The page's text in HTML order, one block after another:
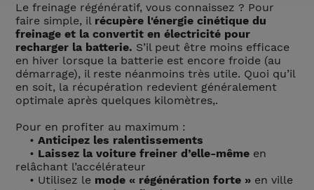
Le freinage régénératif, vous connaissez ? Pour
faire simple, il récupère l'énergie cinétique du
freinage et la convertit en électricité pour
recharger la batterie. S’il peut être moins efficace
en hiver lorsque la batterie est encore froide (au
démarrage), il reste néanmoins très utile. Quoi qu’il
en soit, la récupération redevient généralement
optimale après quelques kilomètres,.
Pour en profiter au maximum :
•Anticipez les ralentissements
• Laissez la voiture freiner d’elle-même en
relâchant l’accélérateur
• Utilisez le mode « régénération forte » en ville